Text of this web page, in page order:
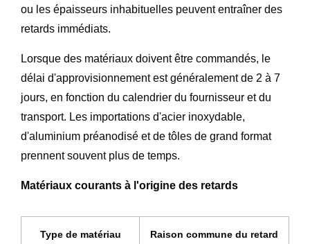
ou les épaisseurs inhabituelles peuvent entraîner des
retards immédiats.
Lorsque des matériaux doivent être commandés, le
délai d'approvisionnement est généralement de 2 à 7
jours, en fonction du calendrier du fournisseur et du
transport. Les importations d'acier inoxydable,
d'aluminium préanodisé et de tôles de grand format
prennent souvent plus de temps.
Matériaux courants à l'origine des retards
Type de matériau Raison commune du retard